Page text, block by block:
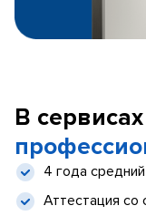
В
4 года
Аттестация со